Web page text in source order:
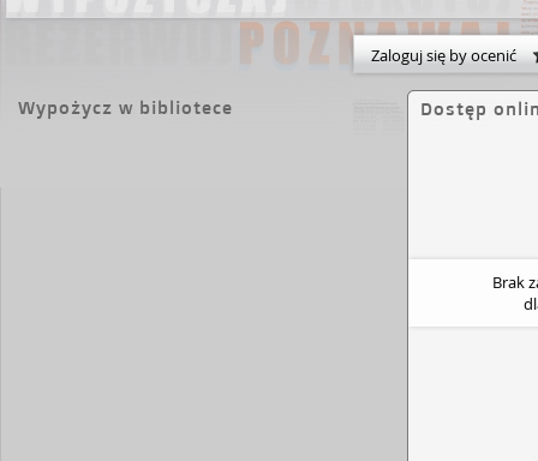
Zaloguj się by ocenić
Wypożycz w bibliotece Dostęp
Brak